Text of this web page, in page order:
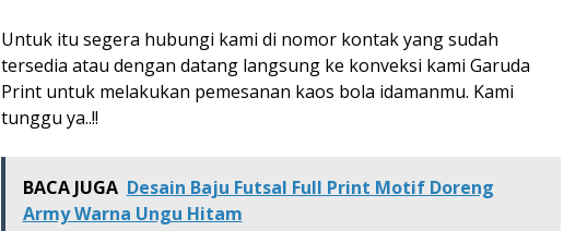
Untuk itu segera hubungi kami di nomor kontak yang sudah
tersedia atau dengan datang langsung ke konveksi kami Garuda
Print untuk melakukan pemesanan kaos bola idamanmu. Kami
tunggu ya..!!
BACA JUGA Desain Baju Futsal Full Print Motif Doreng
Army Warna Ungu Hitam